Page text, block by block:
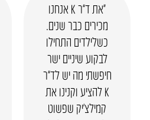
“את ד”ר K אנחנו
מכירים כבר שנים.
כשלילדים התחילו
לבקוע שיניים ישר
חיפשתי מה יש לד”ר
K להציע וקנינו את
קמילצ’יק שפשוט